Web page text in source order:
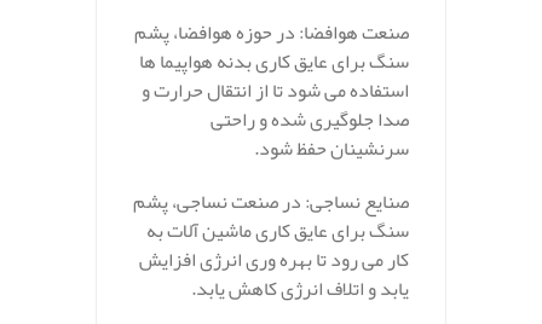
صنعت هوافضا: در حوزه هوافضا، پشم
سنگ برای عایق‌ کاری بدنه هواپیما ها
استفاده می‌ شود تا از انتقال حرارت و
صدا جلوگیری شده و راحتی
سرنشینان حفظ شود.
صنایع نساجی: در صنعت نساجی، پشم
سنگ برای عایق‌ کاری ماشین‌ آلات به
کار می‌ رود تا بهره‌ وری انرژی افزایش
یابد و اتلاف انرژی کاهش یابد.